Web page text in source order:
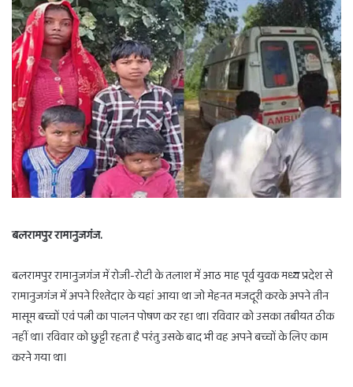
बलरामपुर रामानुजगंज.
बलरामपुर रामानुजगंज में रोजी-रोटी के तलाश में आठ माह पूर्व युवक मध्य प्रदेश से
रामानुजगंज में अपने रिश्तेदार के यहां आया था जो मेहनत मजदूरी करके अपने तीन
मासूम बच्चों एवं पत्नी का पालन पोषण कर रहा था। रविवार को उसका तबीयत ठीक
नहीं था। रविवार को छुट्टी रहता है परंतु उसके बाद भी वह अपने बच्चों के लिए काम
करने गया था।